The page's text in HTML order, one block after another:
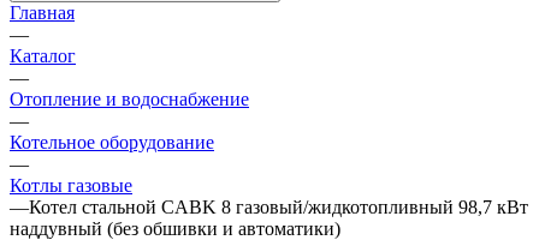
Главная
—
Каталог
—
Отопление и водоснабжение
—
Котельное оборудование
—
Котлы газовые
—Котел стальной CABK 8 газовый/жидкотопливный 98,7 кВт
наддувный (без обшивки и автоматики)